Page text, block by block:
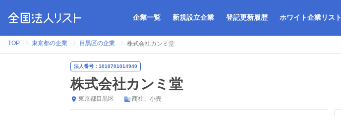
企業一覧 新規設立企業 登記更新履歴 ホワイト企業リスト
TOP 東京都の企業 目黒区の企業 株式会社カンミ堂
法人番号：1010701014940
株式会社カンミ堂
東京都目黒区 商社 小売